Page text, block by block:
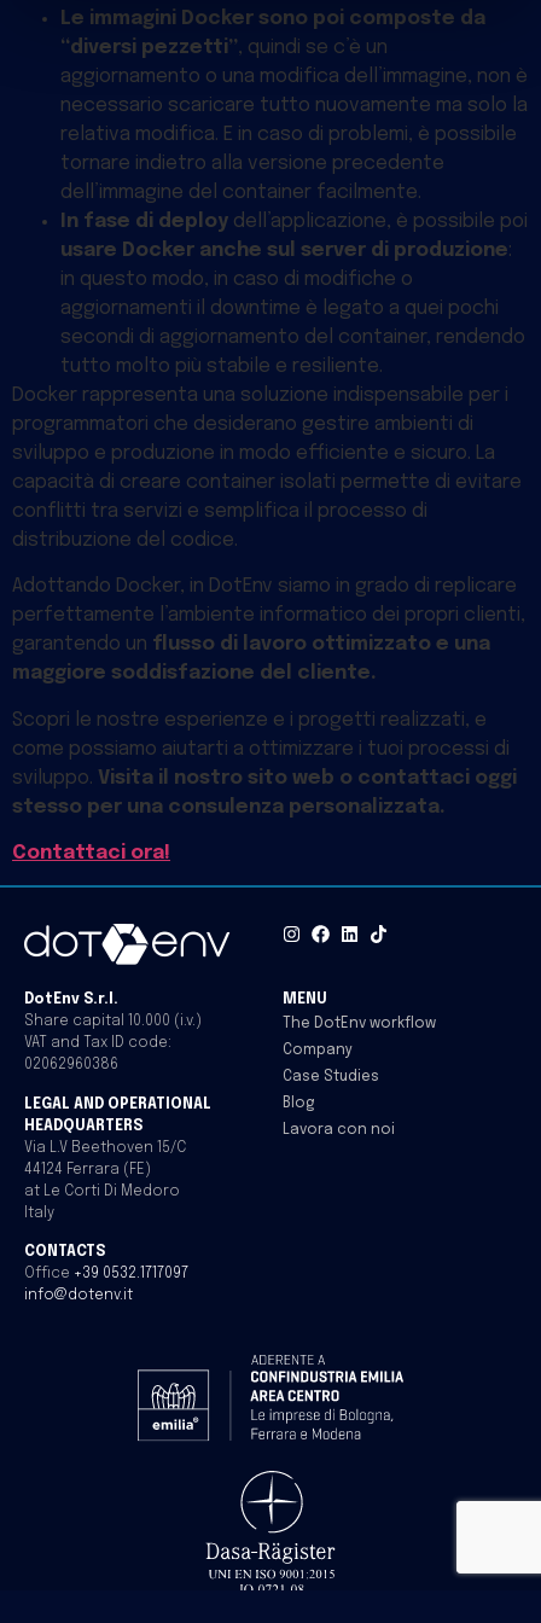
Le immagini Docker sono poi composte da
“diversi pezzetti”, quindi se c’è un
aggiornamento o una modifica dell’immagine, non è
necessario scaricare tutto nuovamente ma solo la
relativa modifica. E in caso di problemi, è possibile
tornare indietro alla versione precedente
dell’immagine del container facilmente.
In fase di deploy dell’applicazione, è possibile poi
usare Docker anche sul server di produzione:
in questo modo, in caso di modifiche o
aggiornamenti il downtime è legato a quei pochi
secondi di aggiornamento del container, rendendo
tutto molto più stabile e resiliente.
Docker rappresenta una soluzione indispensabile per i
programmatori che desiderano gestire ambienti di
sviluppo e produzione in modo efficiente e sicuro. La
capacità di creare container isolati permette di evitare
conflitti tra servizi e semplifica il processo di
distribuzione del codice.
Adottando Docker, in DotEnv siamo in grado di replicare
perfettamente l’ambiente informatico dei propri clienti,
garantendo un flusso di lavoro ottimizzato e una
maggiore soddisfazione del cliente.
Scopri le nostre esperienze e i progetti realizzati, e
come possiamo aiutarti a ottimizzare i tuoi processi di
sviluppo. Visita il nostro sito web o contattaci oggi
stesso per una consulenza personalizzata.
Contattaci ora!
DotEnv S.r.l.
Share capital 10.000 (i.v.)
VAT and Tax ID code:
02062960386
LEGAL AND OPERATIONAL
HEADQUARTERS
Via L.V Beethoven 15/C
44124 Ferrara (FE)
at Le Corti Di Medoro
Italy
CONTACTS
Office +39 0532.1717097
info@dotenv.it
MENU
The DotEnv workflow
Company
Case Studies
Blog
Lavora con noi